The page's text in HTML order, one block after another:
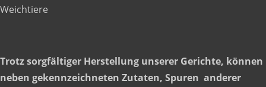
Weichtiere
Trotz sorgfältiger Herstellung unserer Gerichte, können
neben gekennzeichneten Zutaten, Spuren anderer